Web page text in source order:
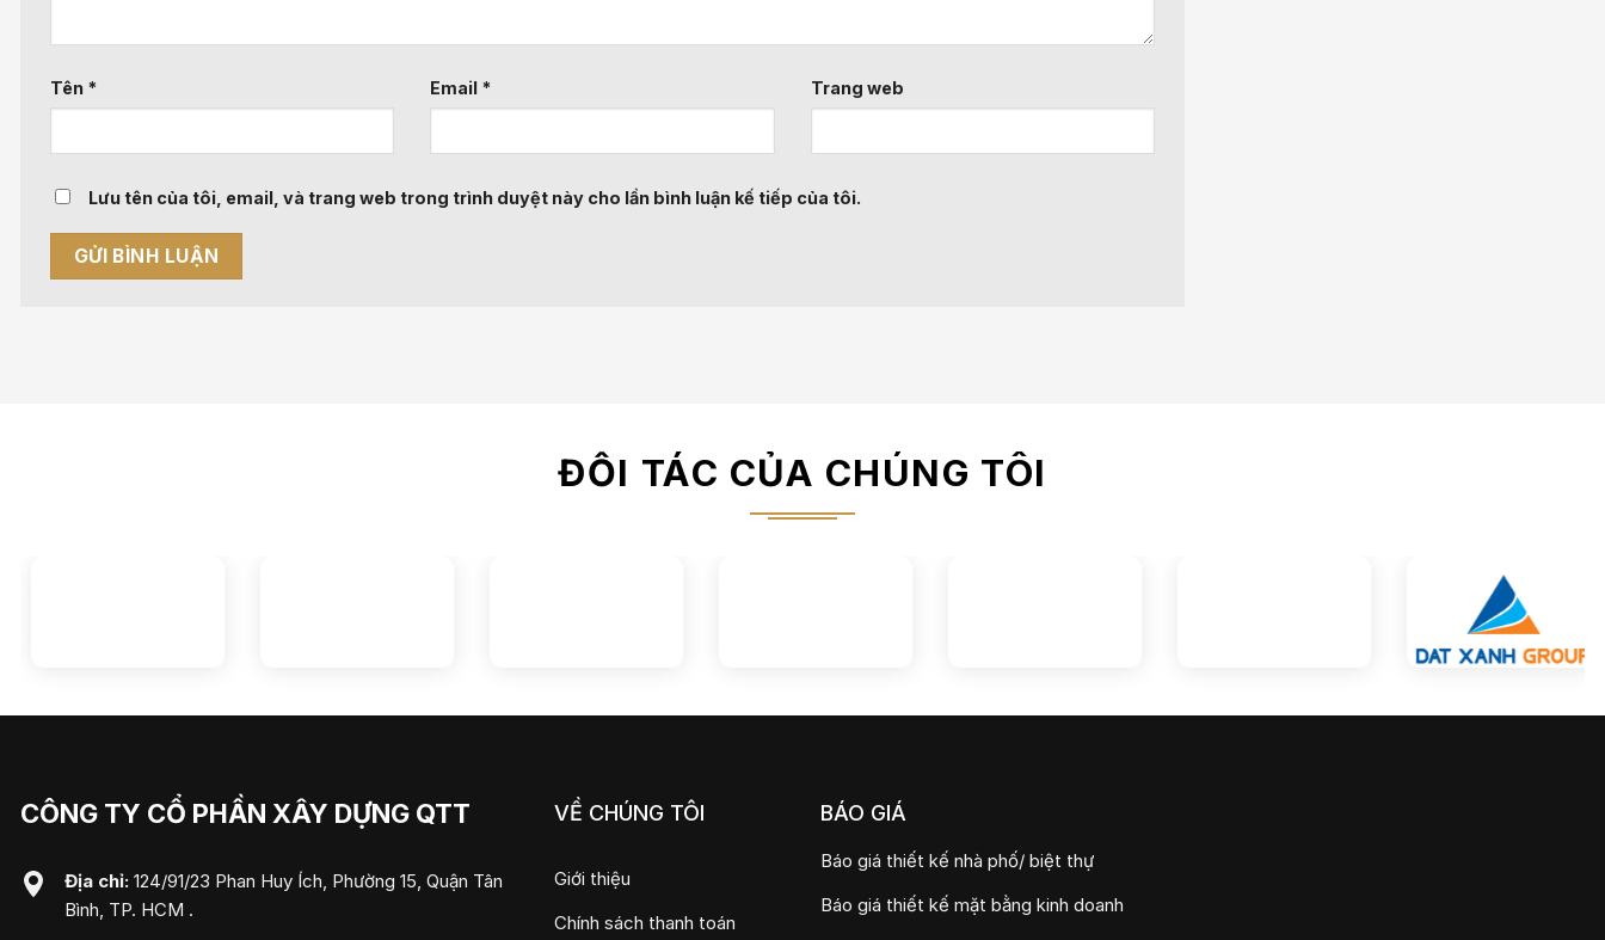
Tên * Email * Trang web
Lưu tên của tôi, email, và trang web trong trình duyệt này cho lần bình luận kế tiếp của tôi.
ĐỐI TÁC CỦA CHÚNG TÔI
CÔNG TY CỔ PHẦN XÂY DỰNG QTT
Địa chỉ: 124/91/23 Phan Huy Ích, Phường 15, Quận Tân
Bình, TP. HCM .
VỀ CHÚNG TÔI
Giới thiệu
Chính sách thanh toán
BÁO GIÁ
Báo giá thiết kế nhà phố/ biệt thự
Báo giá thiết kế mặt bằng kinh doanh